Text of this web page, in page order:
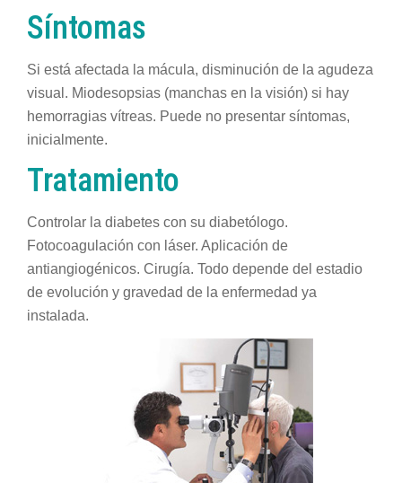
Síntomas
Si está afectada la mácula, disminución de la agudeza
visual. Miodesopsias (manchas en la visión) si hay
hemorragias vítreas. Puede no presentar síntomas,
inicialmente.
Tratamiento
Controlar la diabetes con su diabetólogo.
Fotocoagulación con láser. Aplicación de
antiangiogénicos. Cirugía. Todo depende del estadio
de evolución y gravedad de la enfermedad ya
instalada.